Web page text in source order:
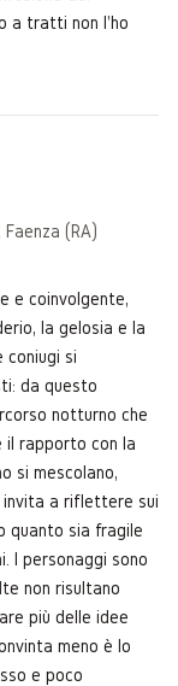
a tratti non l'ho
(RA)
e coinvolgente,
la gelosia e la
coniugi si
da questo
notturno che
il rapporto con la
si mescolano,
invita a riflettere sui
quanto sia fragile
I personaggi sono
non risultano
più delle idee
meno è lo
e poco